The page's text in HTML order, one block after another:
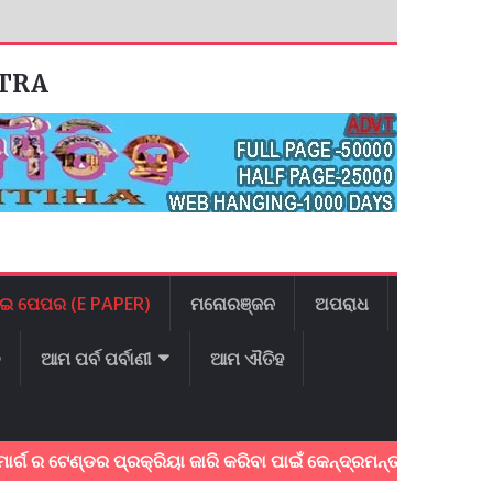
ଇ ପେପର (E PAPER) ମନୋରଞ୍ଜନ ଅପରାଧ
ଆମ ପର୍ବ ପର୍ବାଣୀ ଆମ ଐତିହ
ପ୍ରକ୍ରିୟା ଜାରି କରିବା ପାଇଁ କେନ୍ଦ୍ରମନ୍ତ୍ରୀ ଶ୍ରୀ ନିତିନ